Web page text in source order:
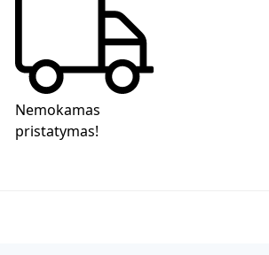
Nemokamas
pristatymas!